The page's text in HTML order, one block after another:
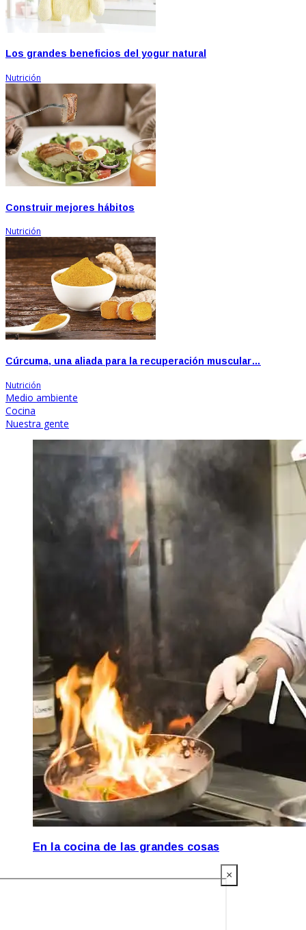
Los grandes beneficios del yogur natural
Nutrición
Construir mejores hábitos
Nutrición
Cúrcuma, una aliada para la recuperación muscular…
Nutrición
Medio ambiente
Cocina
Nuestra gente
En la cocina de las grandes cosas
×